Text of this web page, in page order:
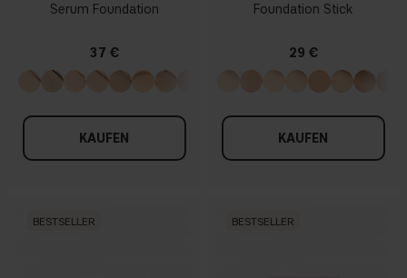
Serum Foundation
37 €
KAUFEN
Foundation Stick
29 €
KAUFEN
BESTSELLER BESTSELLER